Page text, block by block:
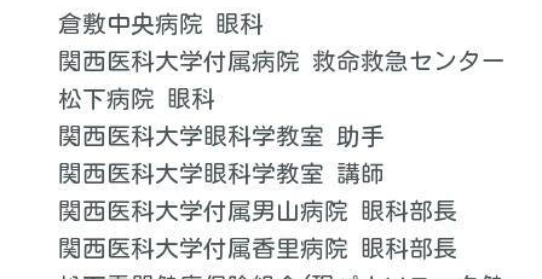
倉敷中央病院 眼科
関西医科大学付属病院 救命救急センター
松下病院 眼科
関西医科大学眼科学教室 助手
関西医科大学眼科学教室 講師
関西医科大学付属男山病院 眼科部長
関西医科大学付属香里病院 眼科部長